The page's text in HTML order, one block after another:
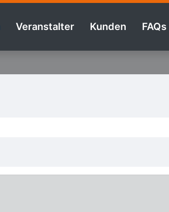
Veranstalter Kunden FAQs